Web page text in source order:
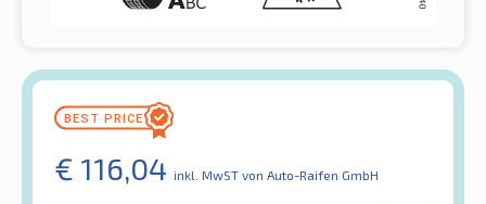
€ 116,04 inkl. MwST von Auto-Raifen GmbH